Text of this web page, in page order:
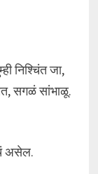
निश्चिंत जा,
सगळं सांभाळू.
असेल.